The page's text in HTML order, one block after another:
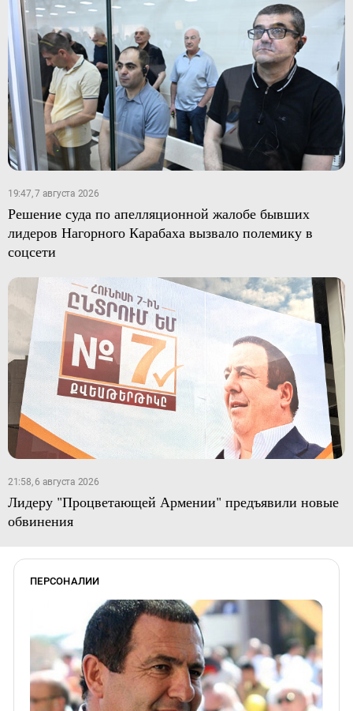
19:47, 7 августа 2026
Решение суда по апелляционной жалобе бывших
лидеров Нагорного Карабаха вызвало полемику в
соцсети
21:58, 6 августа 2026
Лидеру "Процветающей Армении" предъявили новые
обвинения
ПЕРСОНАЛИИ